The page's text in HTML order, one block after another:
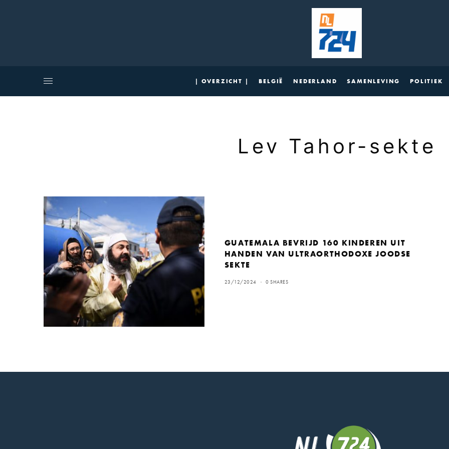
| OVERZICHT | BELGIË NEDERLAND SAMENLEVING POLITIEK
Lev Tahor-sekte
GUATEMALA BEVRIJD 160 KINDEREN UIT
HANDEN VAN ULTRAORTHODOXE JOODSE
SEKTE
23/12/2024 0 SHARES